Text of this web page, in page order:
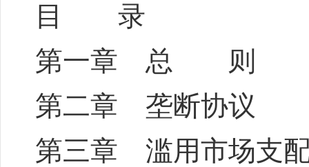
目 录
第一章 总 则
第二章 垄断协议
第三章 滥用市场支